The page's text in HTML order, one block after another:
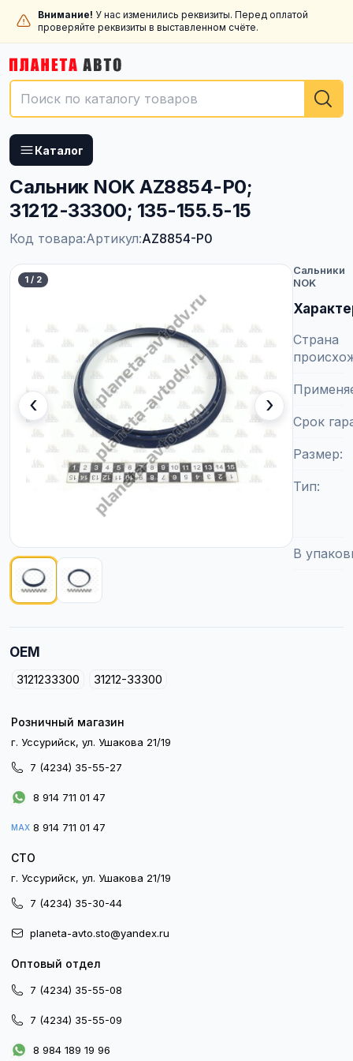
Внимание! У нас изменились реквизиты. Перед оплатой
проверяйте реквизиты в выставленном счёте.
Каталог
Сальник NOK AZ8854-P0;
31212-33300; 135-155.5-15
Код товара:Артикул:AZ8854-P0
1 / 2
‹ ›
Сальники
NOK
Страна
Срок
Размер
Тип
В
OEM
3121233300 31212-33300
Розничный магазин
г. Уссурийск, ул. Ушакова 21/19
7 (4234) 35-55-27
8 914 711 01 47
MAX 8 914 711 01 47
СТО
г. Уссурийск, ул. Ушакова 21/19
7 (4234) 35-30-44
planeta-avto.sto@yandex.ru
Оптовый отдел
7 (4234) 35-55-08
7 (4234) 35-55-09
8 984 189 19 96